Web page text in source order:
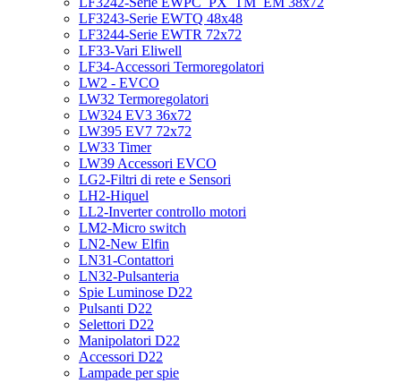
LF3243-Serie EWTQ 48x48
LF3244-Serie EWTR 72x72
LF33-Vari Eliwell
LF34-Accessori Termoregolatori
LW2 - EVCO
LW32 Termoregolatori
LW324 EV3 36x72
LW395 EV7 72x72
LW33 Timer
LW39 Accessori EVCO
LG2-Filtri di rete e Sensori
LH2-Hiquel
LL2-Inverter controllo motori
LM2-Micro switch
LN2-New Elfin
LN31-Contattori
LN32-Pulsanteria
Spie Luminose D22
Pulsanti D22
Selettori D22
Manipolatori D22
Accessori D22
Lampade per spie